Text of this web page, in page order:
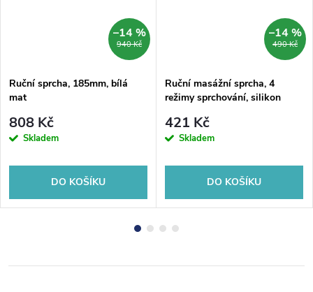
940 Kč
–14 %
Ruční sprcha, 185mm, bílá
mat
808 Kč
Skladem
DO KOŠÍKU
490 Kč
–14 %
Ruční masážní sprcha, 4
režimy sprchování, silikon
mat
421 Kč
Skladem
DO KOŠÍKU